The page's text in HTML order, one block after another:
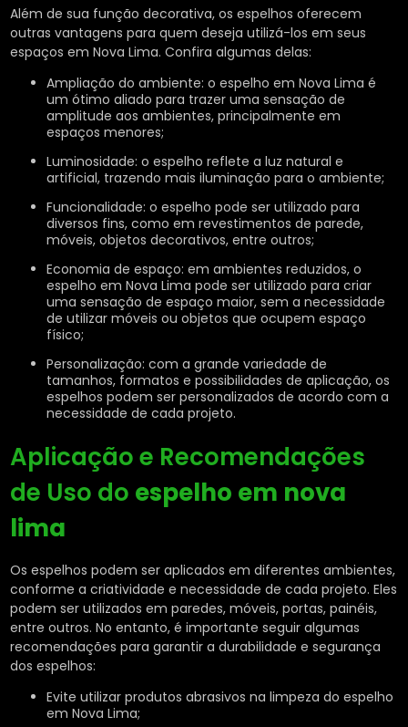
Além de sua função decorativa, os espelhos oferecem
outras vantagens para quem deseja utilizá-los em seus
espaços em Nova Lima. Confira algumas delas:
Ampliação do ambiente: o espelho em Nova Lima é
um ótimo aliado para trazer uma sensação de
amplitude aos ambientes, principalmente em
espaços menores;
Luminosidade: o espelho reflete a luz natural e
artificial, trazendo mais iluminação para o ambiente;
Funcionalidade: o espelho pode ser utilizado para
diversos fins, como em revestimentos de parede,
móveis, objetos decorativos, entre outros;
Economia de espaço: em ambientes reduzidos, o
espelho em Nova Lima pode ser utilizado para criar
uma sensação de espaço maior, sem a necessidade
de utilizar móveis ou objetos que ocupem espaço
físico;
Personalização: com a grande variedade de
tamanhos, formatos e possibilidades de aplicação, os
espelhos podem ser personalizados de acordo com a
necessidade de cada projeto.
Aplicação e Recomendações
de Uso do espelho em nova
lima
Os espelhos podem ser aplicados em diferentes ambientes,
conforme a criatividade e necessidade de cada projeto. Eles
podem ser utilizados em paredes, móveis, portas, painéis,
entre outros. No entanto, é importante seguir algumas
recomendações para garantir a durabilidade e segurança
dos espelhos:
Evite utilizar produtos abrasivos na limpeza do espelho
em Nova Lima;